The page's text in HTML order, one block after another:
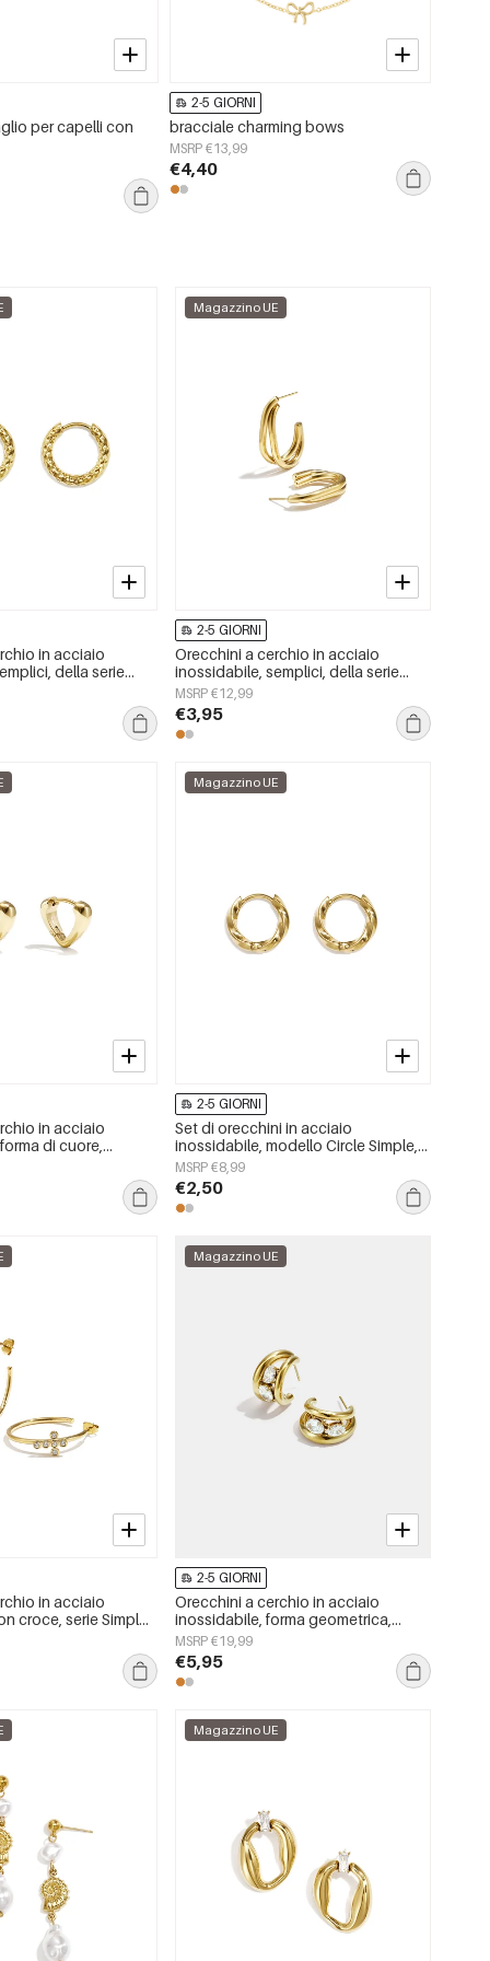
per capelli con
2-5 GIORNI
bracciale charming bows
MSRP €13,99
€4,40
in acciaio
della serie
da donna
Magazzino UE
2-5 GIORNI
Orecchini a cerchio in acciaio
inossidabile, semplici, della serie
Daily Simple, gioielli da donna
MSRP €12,99
€3,95
in acciaio
di cuore,
Daily Simple,
Magazzino UE
2-5 GIORNI
Set di orecchini in acciaio
inossidabile, modello Circle Simple,
serie Daily Simple, gioielli da donna
MSRP €8,99
€2,50
in acciaio
croce, serie Simple
donna
Magazzino UE
2-5 GIORNI
Orecchini a cerchio in acciaio
inossidabile, forma geometrica,
semplici, serie Daily Simple, gioielli
da donna
MSRP €19,99
€5,95
Magazzino UE